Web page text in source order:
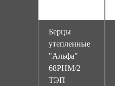
Берцы
утепленные
"Альфа"
68РНМ/2
ТЭП